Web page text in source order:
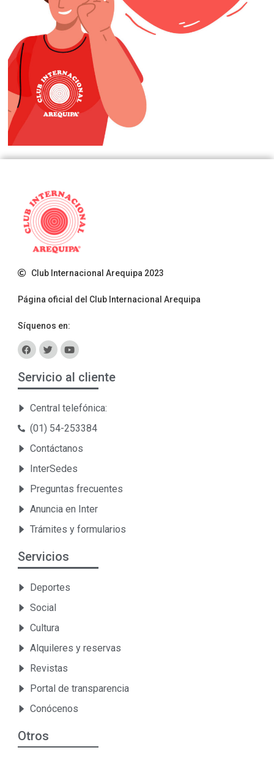
Club Internacional Arequipa 2023
Página oficial del Club Internacional Arequipa
Síquenos en:
Servicio al cliente
Central telefónica:
(01) 54-253384
Contáctanos
InterSedes
Preguntas frecuentes
Anuncia en Inter
Trámites y formularios
Servicios
Deportes
Social
Cultura
Alquileres y reservas
Revistas
Portal de transparencia
Conócenos
Otros